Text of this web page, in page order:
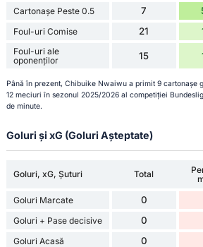
Cartonașe Peste 0.5 7
Foul-uri Comise 21
Foul-uri ale
oponenților
15
Până în prezent, Chibuike Nwaiwu a primit 9 cartonașe
12 meciuri în sezonul 2025/2026 al competiției
de minute.
Goluri și xG (Goluri Așteptate)
Goluri, xG, Șuturi Total
Goluri Marcate 0
Goluri + Pase decisive 0
Goluri Acasă 0